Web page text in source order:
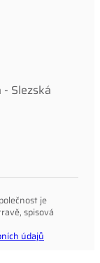
Slezská
je
spisová
údajů